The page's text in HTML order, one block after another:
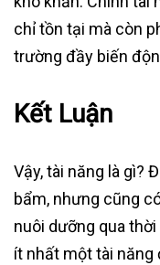
chỉ tồn tại mà còn
trường đầy biến
Kết Luận
Vậy, tài năng là gì?
bẩm, nhưng cũng
nuôi dưỡng qua
ít nhất một tài năng